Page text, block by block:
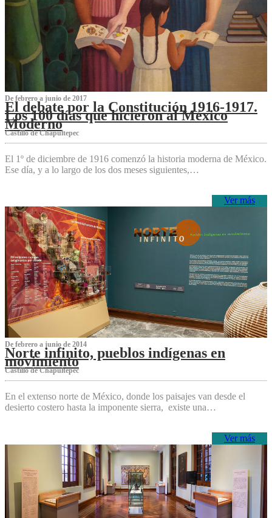
De febrero a junio de 2017
El debate por la Constitución 1916-1917.
Los 100 días que hicieron al México
Moderno
Castillo de Chapultepec
El 1º de diciembre de 1916 comenzó la historia moderna de México.
Ese día, y a lo largo de los dos meses siguientes,…
Ver más
De febrero a junio de 2014
Norte infinito, pueblos indígenas en
movimiento
Castillo de Chapultepec
En el extenso norte de México, donde los paisajes van desde el
desierto costero hasta la imponente sierra, existe una…
Ver más